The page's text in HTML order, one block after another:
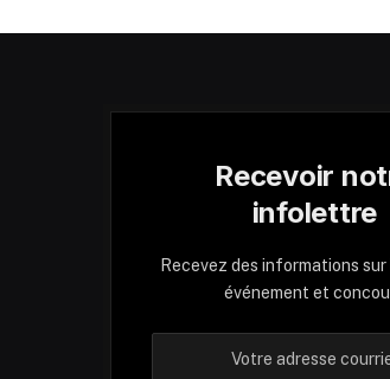
Recevoir
infolettre
Recevez des informations
événement et